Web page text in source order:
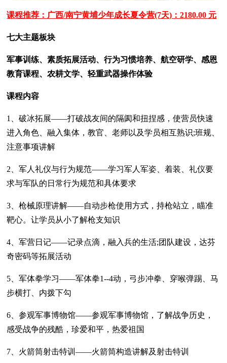
课程推荐：广西/南宁黄埔少年成长夏令营(7天)：2180.00 元
七大主题板块
军事训练、素质拓展活动、行为习惯培养、航空研学、感恩
教育课程、农耕文学、轻重武器操作体验
课程内容
1、破冰拓展——打破战友间的隔阂和扭捏感，使营员快速
进入角色、融入集体，教官、老师以及学员相互熟识;班规、
注意事项讲解
2、军人礼仪与行为规范——学习军人军姿、着装、礼仪要
求与军队的日常行为规范和具体要求
3、枪械原理讲解——自动步枪使用方式，持枪站立，瞄准
靶心。让学员从小了解枪支知识
4、军营日记——记录点滴，融入兵的生活;团队建设，达芬
奇密码等拓展活动
5、军体拳学习——军体拳1--4动，弓步冲拳、穿喉弹踢、马
步横打、内拨下勾
6、参观军事博物馆——参观军事博物馆，了解战争历史，
感受战争的残酷，珍爱和平，热爱祖国
7、火箭筒射击特训——火箭筒构造讲解及射击特训